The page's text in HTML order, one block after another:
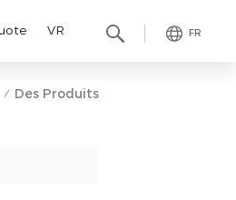
FR
VR
/ Des Produits